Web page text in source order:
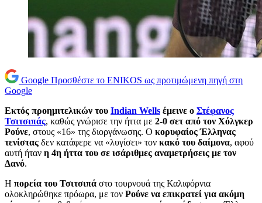
Google Προσθέστε το ENIKOS ως προτιμώμενη πηγή στη
Google
Εκτός προημιτελικών του Indian Wells έμεινε ο Στέφανος
Τσιτσιπάς, καθώς γνώρισε την ήττα με 2-0 σετ από τον Χόλγκερ
Ρούνε, στους «16» της διοργάνωσης. Ο κορυφαίος Έλληνας
τενίστας δεν κατάφερε να «λυγίσει» τον κακό του δαίμονα, αφού
αυτή ήταν η 4η ήττα του σε ισάριθμες αναμετρήσεις με τον
Δανό.
Η πορεία του Τσιτσιπά στο τουρνουά της Καλιφόρνια
ολοκληρώθηκε πρόωρα, με τον Ρούνε να επικρατεί για ακόμη